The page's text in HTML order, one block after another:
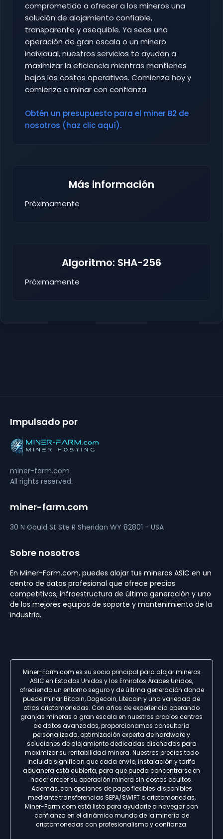
comprometido a ofrecer a los mineros una
solución de alojamiento confiable,
transparente y asequible. Ya seas una
operación de gran escala o un minero
individual, nuestros servicios te ayudan a
maximizar la eficiencia mientras mantienes
bajos los costos operativos. Comienza hoy y
comienza a minar con confianza.
Obtén un presupuesto para el miner B2 de
nosotros (haz clic aquí).
Más información
Próximamente
Algoritmo: SHA-256
Próximamente
Impulsado por
miner-farm.com
All rights reserved.
miner-farm.com
30 N Gould St Ste R Sheridan WY 82801 - USA
Sobre nosotros
En Miner-Farm.com, puedes alojar tus mineros ASIC en un
centro de datos profesional que ofrece precios
competitivos, infraestructura de última generación y uno
de los mejores equipos de soporte y mantenimiento de la
industria.
Miner-Farm.com es su socio principal para alojar mineros
ASIC en Estados Unidos y los Emiratos Árabes Unidos,
ofreciendo un entorno seguro y de última generación donde
puede minar Bitcoin, Dogecoin, Litecoin y una variedad de
otras criptomonedas. Con años de experiencia operando
granjas mineras a gran escala en nuestros propios centros
de datos avanzados, proporcionamos consultoría
personalizada, optimización experta de hardware y
soluciones de alojamiento dedicadas diseñadas para
maximizar su rentabilidad minera. Nuestros precios todo
incluido significan que cada envío, instalación y tarifa
aduanera está cubierta, para que pueda concentrarse en
hacer crecer su operación minera sin costos ocultos.
Además, con opciones de pago flexibles disponibles
mediante transferencias SEPA/SWIFT o criptomonedas,
Miner-Farm.com está listo para ayudarle a navegar con
confianza en el dinámico mundo de la minería de
criptomonedas con profesionalismo y confianza.